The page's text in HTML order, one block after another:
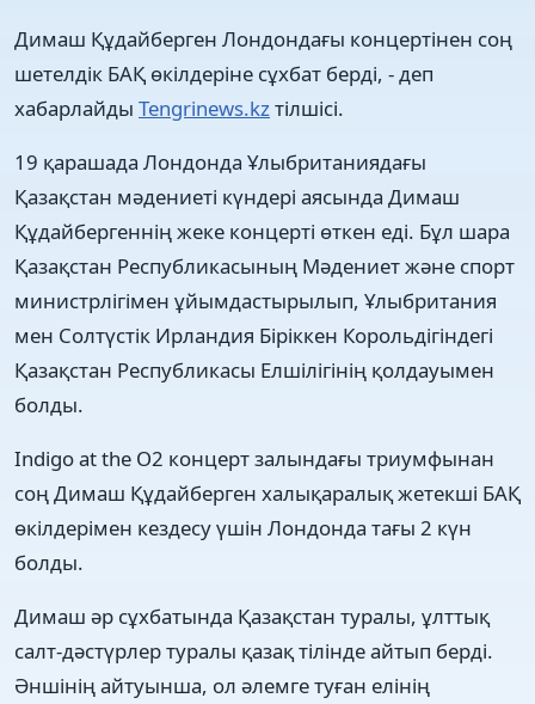
Димаш Құдайберген Лондондағы концертінен соң
шетелдік БАҚ өкілдеріне сұхбат берді, - деп
хабарлайды Tengrinews.kz тілшісі.
19 қарашада Лондонда Ұлыбританиядағы
Қазақстан мәдениеті күндері аясында Димаш
Құдайбергеннің жеке концерті өткен еді. Бұл шара
Қазақстан Республикасының Мәдениет және спорт
министрлігімен ұйымдастырылып, Ұлыбритания
мен Солтүстік Ирландия Біріккен Корольдігіндегі
Қазақстан Республикасы Елшілігінің қолдауымен
болды.
Indigo at the O2 концерт залындағы триумфынан
соң Димаш Құдайберген халықаралық жетекші БАҚ
өкілдерімен кездесу үшін Лондонда тағы 2 күн
болды.
Димаш әр сұхбатында Қазақстан туралы, ұлттық
салт-дәстүрлер туралы қазақ тілінде айтып берді.
Әншінің айтуынша, ол әлемге туған елінің